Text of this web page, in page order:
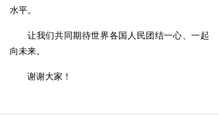
水平。
让我们共同期待世界各国人民团结一心、一起
向未来。
谢谢大家！